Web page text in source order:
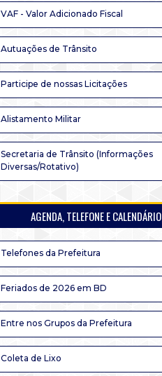
VAF - Valor Adicionado Fiscal
Autuações de Trânsito
Participe de nossas Licitações
Alistamento Militar
Secretaria de Trânsito (Informações
Diversas/Rotativo)
AGENDA, TELEFONE E CALENDÁRIO
Telefones da Prefeitura
Feriados de 2026 em BD
Entre nos Grupos da Prefeitura
Coleta de Lixo